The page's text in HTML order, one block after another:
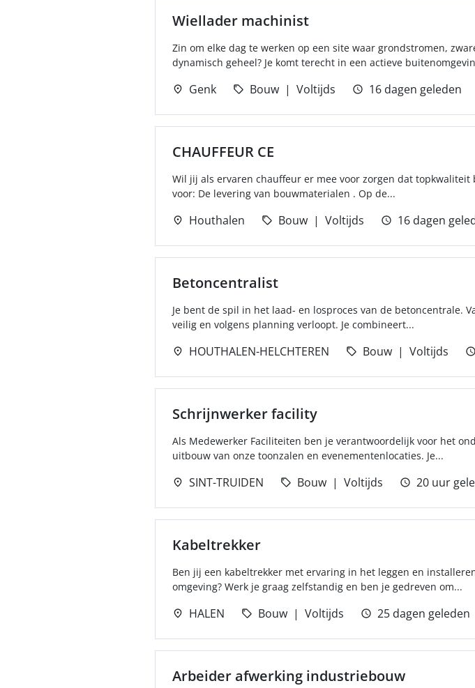
Wiellader machinist
Zin om elke dag te werken op een site waar grondstromen,
dynamisch geheel? Je komt terecht in een actieve
Genk Bouw Voltijds 16 dagen geleden
CHAUFFEUR CE
Wil jij als ervaren chauffeur er mee voor zorgen dat
voor: De levering van bouwmaterialen . Op de...
Houthalen Bouw Voltijds 16 dagen
Betoncentralist
Je bent de spil in het laad- en losproces van de betoncentrale.
veilig en volgens planning verloopt. Je combineert...
HOUTHALEN-HELCHTEREN Bouw Voltijds
Schrijnwerker facility
Als Medewerker Faciliteiten ben je verantwoordelijk voor het
uitbouw van onze toonzalen en evenementenlocaties. Je...
SINT-TRUIDEN Bouw Voltijds 20 uur
Kabeltrekker
Ben jij een kabeltrekker met ervaring in het leggen en
omgeving? Werk je graag zelfstandig en ben je gedreven om...
HALEN Bouw Voltijds 25 dagen geleden
Arbeider afwerking industriebouw